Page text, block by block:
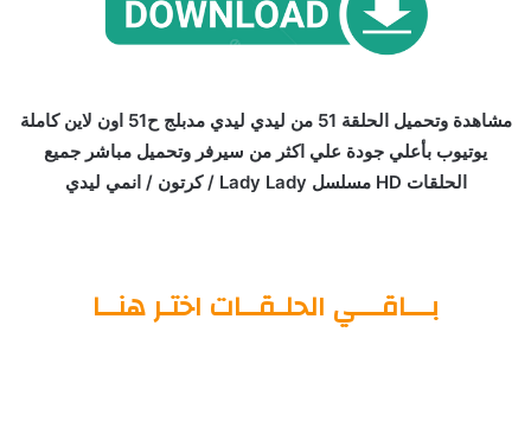
مشاهدة وتحميل الحلقة 51 من ليدي ليدي مدبلج ح51 اون لاين كاملة
يوتيوب بأعلي جودة علي اكثر من سيرفر وتحميل مباشر جميع
الحلقات HD مسلسل Lady Lady / كرتون / انمي ليدي
بـــاقـــي الحلـقــات اختـر هنــا